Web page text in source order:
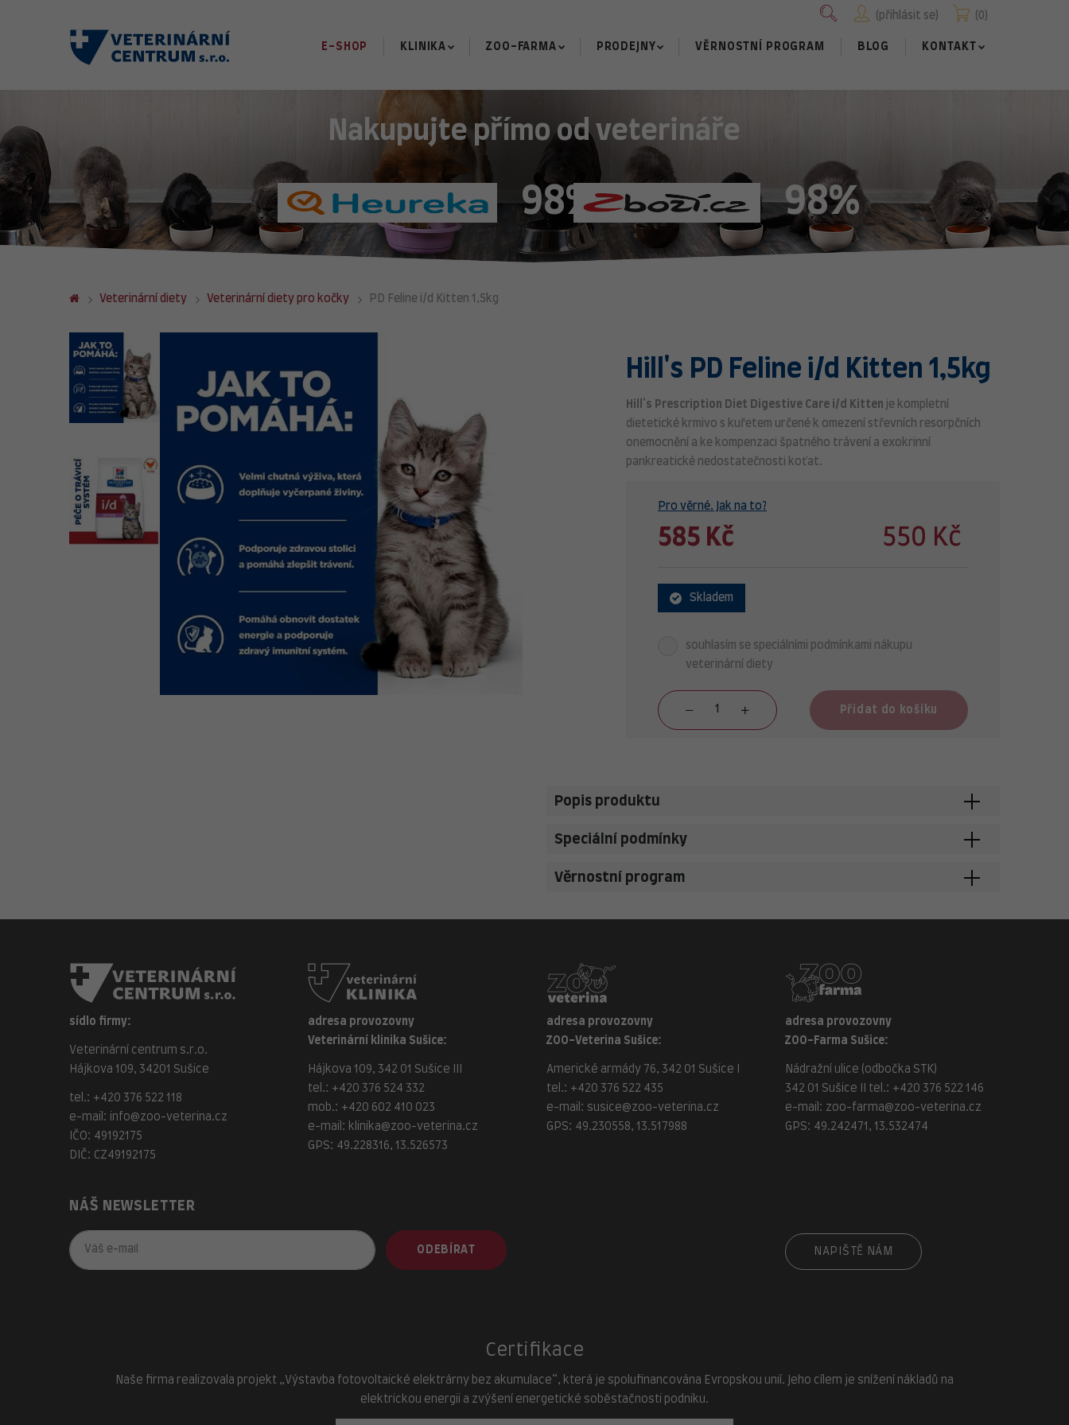
0
přihlásit se
E-SHOP KLINIKA ZOO-FARMA PRODEJNY VĚRNOSTNÍ PROGRAM BLOG KONTAKT
Nakupujte přímo od veterináře
98% 98%
Veterinární diety Veterinární diety pro kočky PD Feline i/d Kitten 1,5kg
Hill's PD Feline i/d Kitten 1,5kg
Hill's Prescription Diet Digestive Care i/d Kitten je kompletní
dietetické krmivo s kuřetem určené k omezení střevních resorpčních
onemocnění a ke kompenzaci špatného trávení a exokrinní
pankreatické nedostatečnosti koťat.
Pro věrné. Jak na to?
585 Kč 550 Kč
Skladem
souhlasím se speciálními podmínkami nákupu
veterinární diety
Přidat do košíku
Popis produktu
Speciální podmínky
Věrnostní program
sídlo firmy:
Veterinární centrum s.r.o.
Hájkova 109, 34201 Sušice
tel.: +420 376 522 118
e-mail:
info@zoo-veterina.cz
IČO: 49192175
DIČ: CZ49192175
adresa provozovny
Veterinární klinika Sušice:
Hájkova 109, 342 01 Sušice III
tel.: +420 376 524 332
mob.: +420 602 410 023
e-mail: klinika@zoo-veterina.cz
GPS: 49.228316, 13.526573
NÁŠ NEWSLETTER
ODEBÍRAT
adresa provozovny
ZOO-Veterina Sušice:
Americké armády 76, 342 01 Sušice I
tel.: +420 376 522 435
e-mail: susice@zoo-veterina.cz
GPS: 49.230558, 13.517988
adresa provozovny
ZOO-Farma Sušice:
Nádražní ulice (odbočka STK)
342 01 Sušice II tel.: +420 376 522 146
e-mail: zoo-farma@zoo-veterina.cz
GPS: 49.242471, 13.532474
NAPIŠTĚ NÁM
Certifikace
Naše firma realizovala projekt „Výstavba fotovoltaické elektrárny bez akumulace“, která je spolufinancována Evropskou unií. Jeho cílem je snížení nákladů na
elektrickou energii a zvýšení energetické soběstačnosti podniku.